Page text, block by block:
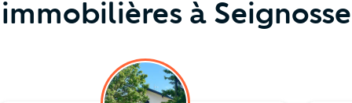
immobilières à Seignosse